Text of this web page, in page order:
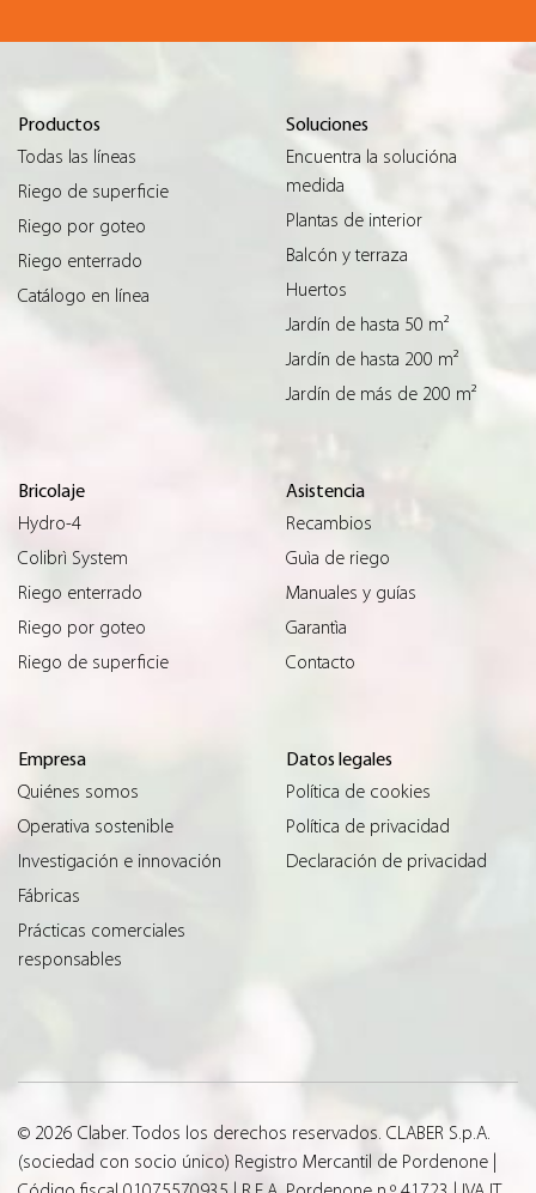
Productos
Todas las líneas
Riego de superficie
Riego por goteo
Riego enterrado
Catálogo en línea
Soluciones
Encuentra la solucióna
medida
Plantas de interior
Balcón y terraza
Huertos
Jardín de hasta 50 m²
Jardín de hasta 200 m²
Jardín de más de 200 m²
Bricolaje
Hydro-4
Colibrì System
Riego enterrado
Riego por goteo
Riego de superficie
Asistencia
Recambios
Guìa de riego
Manuales y guías
Garantìa
Contacto
Empresa
Quiénes somos
Operativa sostenible
Investigación e innovación
Fábricas
Prácticas comerciales
responsables
Datos legales
Política de cookies
Política de privacidad
Declaración de privacidad
© 2026 Claber. Todos los derechos reservados. CLABER S.p.A.
(sociedad con socio único) Registro Mercantil de Pordenone |